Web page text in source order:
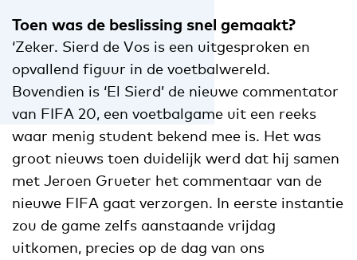
Toen was de beslissing snel gemaakt?
‘Zeker. Sierd de Vos is een uitgesproken en
opvallend figuur in de voetbalwereld.
Bovendien is ‘El Sierd’ de nieuwe commentator
van FIFA 20, een voetbalgame uit een reeks
waar menig student bekend mee is. Het was
groot nieuws toen duidelijk werd dat hij samen
met Jeroen Grueter het commentaar van de
nieuwe FIFA gaat verzorgen. In eerste instantie
zou de game zelfs aanstaande vrijdag
uitkomen, precies op de dag van ons